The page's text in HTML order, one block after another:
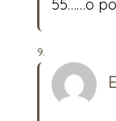
55……o